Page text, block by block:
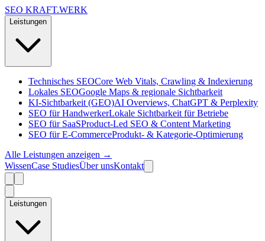
SEO KRAFT.WERK
Leistungen
Technisches SEOCore Web Vitals, Crawling & Indexierung
Lokales SEOGoogle Maps & regionale Sichtbarkeit
KI-Sichtbarkeit (GEO)AI Overviews, ChatGPT & Perplexity
SEO für HandwerkerLokale Sichtbarkeit für Betriebe
SEO für SaaSProduct-Led SEO & Content Marketing
SEO für E-CommerceProdukt- & Kategorie-Optimierung
Alle Leistungen anzeigen →
WissenCase StudiesÜber unsKontakt
Leistungen